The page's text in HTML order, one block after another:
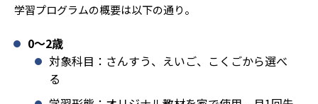
学習プログラムの概要は以下の通り。
0〜2歳
対象科目：さんすう、えいご、こくごから選べ
る